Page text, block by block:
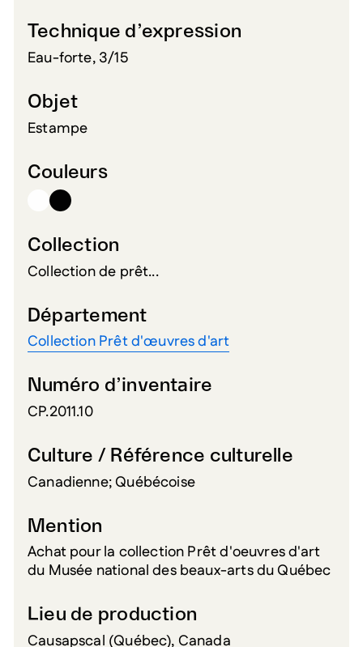
Technique d’expression
Eau-forte, 3/15
Objet
Estampe
Couleurs
Collection
Collection de prêt...
Département
Collection Prêt d'œuvres d'art
Numéro d’inventaire
CP.2011.10
Culture / Référence culturelle
Canadienne; Québécoise
Mention
Achat pour la collection Prêt d'oeuvres d'art
du Musée national des beaux-arts du Québec
Lieu de production
Causapscal (Québec), Canada